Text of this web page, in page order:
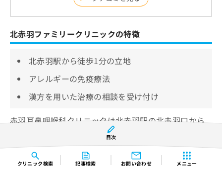
クリニック検索 記事検索 お問い合わせ メニュー
北赤羽ファミリークリニックの特徴
北赤羽駅から徒歩1分の立地
アレルギーの免疫療法
漢方を用いた治療の相談を受け付け
赤羽耳鼻咽喉科クリニックは北赤羽駅の北赤羽口から
徒歩1分の場所にあるクリニックです。
祝祭日を除く土曜日にも診療時間が設けられている
他、Web上で当日の仮受付が可能です。
目次